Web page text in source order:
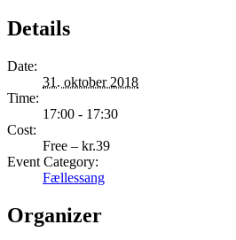
Details
Date:
31. oktober 2018
Time:
17:00 - 17:30
Cost:
Free – kr.39
Event Category:
Fællessang
Organizer